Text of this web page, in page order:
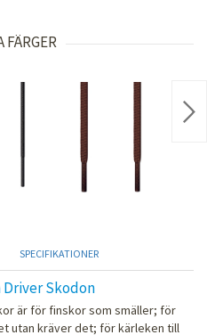
FÄRGER
SPECIFIKATIONER
Driver Skodon
är för finskor som smäller; för
utan kräver det; för kärleken till